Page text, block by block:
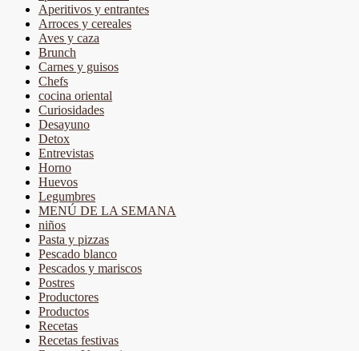
Aperitivos y entrantes
Arroces y cereales
Aves y caza
Brunch
Carnes y guisos
Chefs
cocina oriental
Curiosidades
Desayuno
Detox
Entrevistas
Horno
Huevos
Legumbres
MENÚ DE LA SEMANA
niños
Pasta y pizzas
Pescado blanco
Pescados y mariscos
Postres
Productores
Productos
Recetas
Recetas festivas